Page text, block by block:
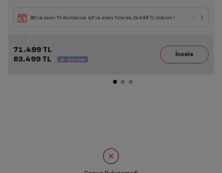
85' ve üzeri TV Alımlarına 43' ve üzeri Tvlerde 24.699 TL İndirim !
71.499 TL
63.499 TL